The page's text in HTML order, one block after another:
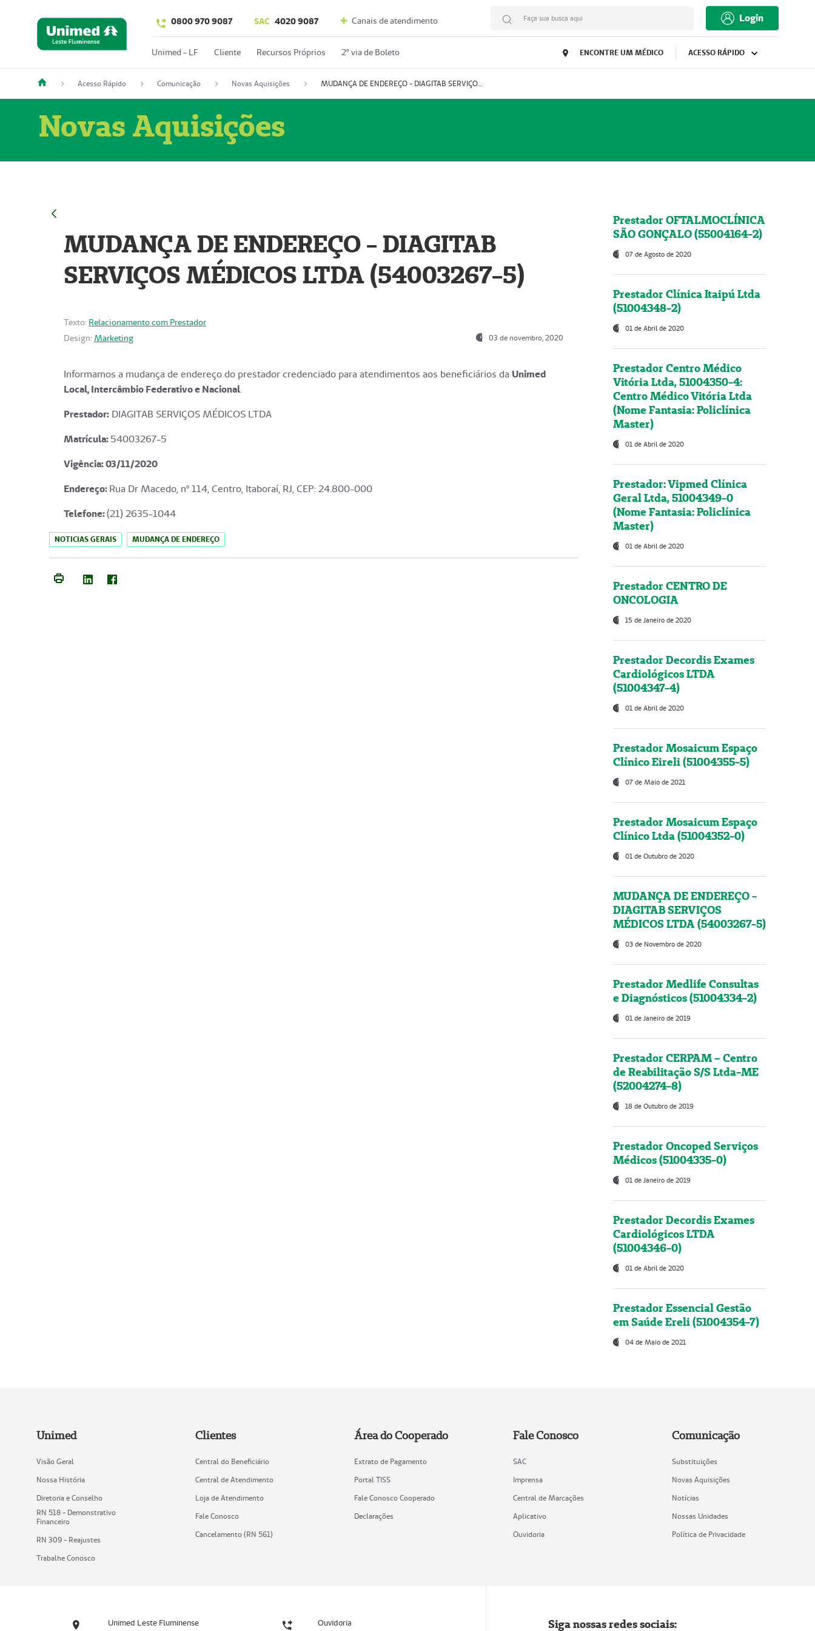
0800 970 9087 SAC 4020 9087 Canais de atendimento Faça sua busca aqui Login
Unimed - LF Cliente Recursos Próprios 2º via de Boleto ENCONTRE UM MÉDICO ACESSO RÁPIDO
Acesso Rápido Comunicação Novas Aquisições MUDANÇA DE ENDEREÇO - DIAGITAB SERVIÇOS MÉDICOS LTDA (54003267-5)
Novas Aquisições
MUDANÇA DE ENDEREÇO - DIAGITAB
SERVIÇOS MÉDICOS LTDA (54003267-5)
Texto: Relacionamento com Prestador
Design: Marketing 03 de novembro, 2020
Informamos a mudança de endereço do prestador credenciado para atendimentos aos beneficiários da Unimed
Local, Intercâmbio Federativo e Nacional.
Prestador: DIAGITAB SERVIÇOS MÉDICOS LTDA
Matrícula:54003267-5
Vigência: 03/11/2020
Endereço:Rua Dr Macedo, nº 114, Centro, Itaboraí, RJ, CEP: 24.800-000
Telefone:(21) 2635-1044
NOTICIAS GERAIS MUDANÇA DE ENDEREÇO
Prestador OFTALMOCLÍNICA
SÃO GONÇALO (55004164-2)
07 de Agosto de 2020
Prestador Clínica Itaipú Ltda
(51004348-2)
01 de Abril de 2020
Prestador Centro Médico
Vitória Ltda, 51004350-4:
Centro Médico Vitória Ltda
(Nome Fantasia: Policlínica
Master)
01 de Abril de 2020
Prestador: Vipmed Clínica
Geral Ltda, 51004349-0
(Nome Fantasia: Policlínica
Master)
01 de Abril de 2020
Prestador CENTRO DE
ONCOLOGIA
15 de Janeiro de 2020
Prestador Decordis Exames
Cardiológicos LTDA
(51004347-4)
01 de Abril de 2020
Prestador Mosaicum Espaço
Clínico Eireli (51004355-5)
07 de Maio de 2021
Prestador Mosaicum Espaço
Clínico Ltda (51004352-0)
01 de Outubro de 2020
MUDANÇA DE ENDEREÇO -
DIAGITAB SERVIÇOS
MÉDICOS LTDA (54003267-5)
03 de Novembro de 2020
Prestador Medlife Consultas
e Diagnósticos (51004334-2)
01 de Janeiro de 2019
Prestador CERPAM – Centro
de Reabilitação S/S Ltda-ME
(52004274-8)
18 de Outubro de 2019
Prestador Oncoped Serviços
Médicos (51004335-0)
01 de Janeiro de 2019
Prestador Decordis Exames
Cardiológicos LTDA
(51004346-0)
01 de Abril de 2020
Prestador Essencial Gestão
em Saúde Ereli (51004354-7)
04 de Maio de 2021
Unimed
Visão Geral
Nossa História
Diretoria e Conselho
RN 518 - Demonstrativo
Financeiro
RN 309 - Reajustes
Trabalhe Conosco
Clientes
Central do Beneficiário
Central de Atendimento
Loja de Atendimento
Fale Conosco
Cancelamento (RN 561)
Área do Cooperado
Extrato de Pagamento
Portal TISS
Fale Conosco Cooperado
Declarações
Fale Conosco
SAC
Imprensa
Central de Marcações
Aplicativo
Ouvidoria
Comunicação
Substituições
Novas Aquisições
Notícias
Nossas Unidades
Política de Privacidade
Unimed Leste Fluminense Ouvidoria Siga nossas redes sociais: